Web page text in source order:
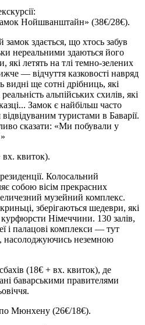
Нойшванштайн» (38€/28€).
здається, що хтось забув
нереальними здаються його
які летять на тлі темно-зелених
— відчуття казковості навряд
ще сотні дрібниць, які
альпійських схилів, які
Замок є найбільш часто
туристами в Баварії.
сказати: «Ми побували у
вх. квиток).
Колосальний
собою вісім прекрасних
музейний комплекс.
зберігаються шедеври, які
Німеччини. 130 залів,
і палацові комплекси — тут
насолоджуючись неземною
(18€ + вх. квиток), де
баварськими правителями
по Мюнхену (26€/18€).